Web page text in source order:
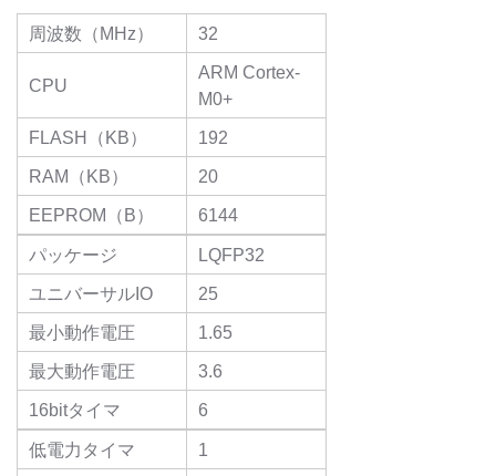
周波数（MHz） 32
CPU
ARM Cortex-
M0+
FLASH（KB）
192
RAM（KB）
20
EEPROM（B）
6144
パッケージ
LQFP32
ユニバーサルIO
25
最小動作電圧
1.65
最大動作電圧
3.6
16bitタイマ
6
低電力タイマ
1